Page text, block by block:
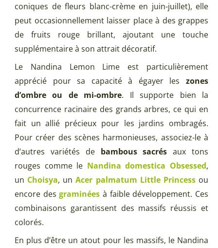
coniques de fleurs blanc-crème en juin-juillet), elle
peut occasionnellement laisser place à des grappes
de fruits rouge brillant, ajoutant une touche
supplémentaire à son attrait décoratif.
Le Nandina Lemon Lime est particulièrement
apprécié pour sa capacité à égayer les zones
d’ombre ou de mi-ombre. Il supporte bien la
concurrence racinaire des grands arbres, ce qui en
fait un allié précieux pour les jardins ombragés.
Pour créer des scènes harmonieuses, associez-le à
d’autres variétés de bambous sacrés aux tons
rouges comme le Nandina domestica Obsessed,
un Choisya, unAcer palmatum Little Princessou
encore desgraminées à faible développement. Ces
combinaisons garantissent des massifs réussis et
colorés.
En plus d’être un atout pour les massifs, le Nandina